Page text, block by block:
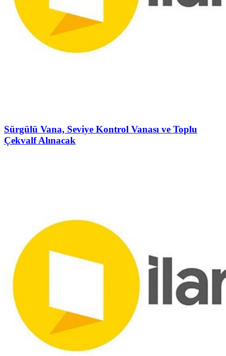
Sürgülü Vana, Seviye Kontrol Vanası ve Toplu
Çekvalf Alınacak